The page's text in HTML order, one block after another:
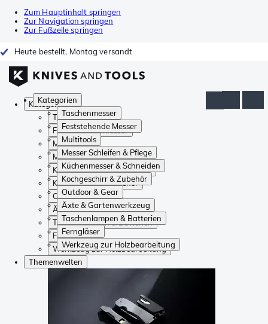
Zum Hauptinhalt springen
Zur Navigation springen
Zur Fußzeile springen
Heute bestellt, Montag versandt
Kategorien
Taschenmesser
Feststehende Messer
Multitools
Messer Schleifen & Pflege
Küchenmesser & Schneiden
Kochgeschirr & Zubehör
Outdoor & Gear
Äxte & Gartenwerkzeug
Taschenlampen & Batterien
Ferngläser
Werkzeug zur Holzbearbeitung
Kategorien
Taschenmesser
Feststehende Messer
Multitools
Messer Schleifen & Pflege
Küchenmesser & Schneiden
Kochgeschirr & Zubehör
Outdoor & Gear
Äxte & Gartenwerkzeug
Taschenlampen & Batterien
Ferngläser
Werkzeug zur Holzbearbeitung
Themenwelten